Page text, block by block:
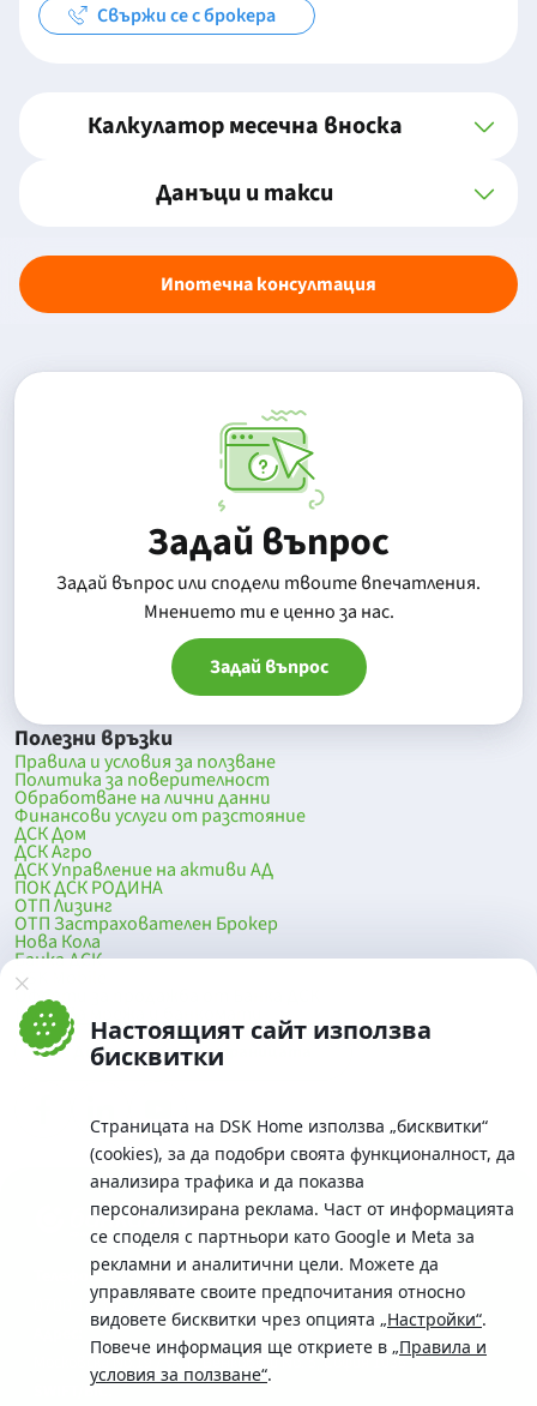
Настоящият сайт използва
бисквитки
Страницата на DSK Home използва „бисквитки“
(cookies), за да подобри своята функционалност, да
анализира трафика и да показва
персонализирана реклама. Част от информацията
се споделя с партньори като Google и Meta за
рекламни и аналитични цели. Можете да
управлявате своите предпочитания относно
видовете бисквитки чрез опцията „Настройки“.
Повече информация ще откриете в „Правила и
условия за ползване“.
Свържи се с брокера
Калкулатор месечна вноска
Данъци и такси
Ипотечна консултация
Задай въпрос
Задай въпрос или сподели твоите впечатления.
Mнението ти е ценно за нас.
Задай въпрос
Полезни връзки
Правила и условия за ползване
Политика за поверителност
Обработване на лични данни
Финансови услуги от разстояние
ДСК Дом
ДСК Агро
ДСК Управление на активи АД
ПОК ДСК РОДИНА
ОТП Лизинг
ОТП Застрахователен Брокер
Нова Кола
Банка ДСК
DSK Mobile
Оферти за продажба от Банка ДСК
Клонова мрежа и банкомати
До началото на страницата
Телефон:
0700 10 375 / *2375
Московска No.19 / ул. Г. Бенковски No. 5, София 1036
SWIFT/BIC: